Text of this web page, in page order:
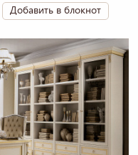
Добавить в блокнот